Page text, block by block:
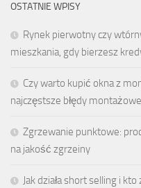
OSTATNIE WPISY
Rynek pierwotny czy
mieszkania, gdy bierzesz
Czy warto kupić okna z
najczęstsze błędy montażowe
Zgrzewanie punktowe:
na jakość zgrzeiny
Jak działa short selling i